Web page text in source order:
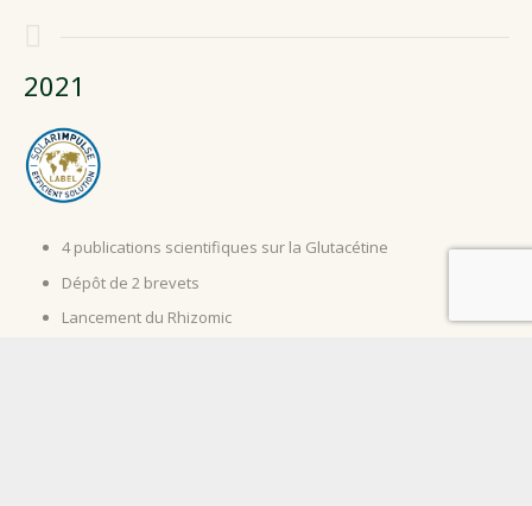
2021
4 publications scientifiques sur la Glutacétine
Dépôt de 2 brevets
Lancement du Rhizomic